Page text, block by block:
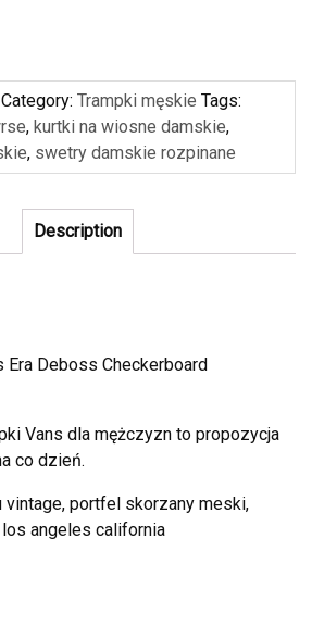
Category: Trampki męskie Tags:
, kurtki na wiosne damskie,
, swetry damskie rozpinane
Description
Era Deboss Checkerboard
Vans dla mężczyzn to propozycja
co dzień.
portfel skorzany meski,
angeles california